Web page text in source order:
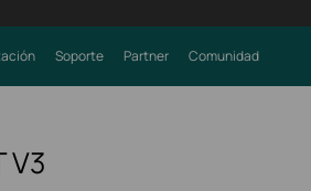
Soporte Partner Comunidad
V3